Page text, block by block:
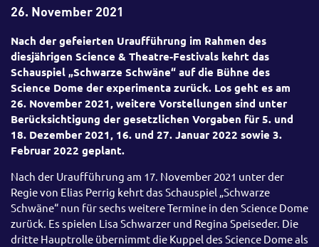
26. November 2021
Nach der gefeierten Uraufführung im Rahmen des
diesjährigen Science & Theatre-Festivals kehrt das
Schauspiel „Schwarze Schwäne“ auf die Bühne des
Science Dome der experimenta zurück. Los geht es am
26. November 2021, weitere Vorstellungen sind unter
Berücksichtigung der gesetzlichen Vorgaben für 5. und
18. Dezember 2021, 16. und 27. Januar 2022 sowie 3.
Februar 2022 geplant.
Nach der Uraufführung am 17. November 2021 unter der
Regie von Elias Perrig kehrt das Schauspiel „Schwarze
Schwäne“ nun für sechs weitere Termine in den Science Dome
zurück. Es spielen Lisa Schwarzer und Regina Speiseder. Die
dritte Hauptrolle übernimmt die Kuppel des Science Dome als